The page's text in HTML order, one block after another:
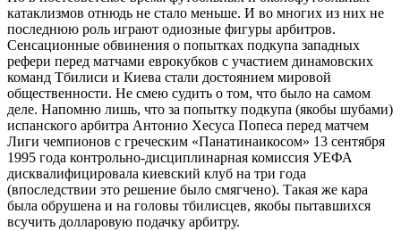
катаклизмов отнюдь не стало меньше. И во многих из них не
последнюю роль играют одиозные фигуры арбитров.
Сенсационные обвинения о попытках подкупа западных
рефери перед матчами еврокубков с участием динамовских
команд Тбилиси и Киева стали достоянием мировой
общественности. Не смею судить о том, что было на самом
деле. Напомню лишь, что за попытку подкупа (якобы шубами)
испанского арбитра Антонио Хесуса Попеса перед матчем
Лиги чемпионов с греческим «Панатинаикосом» 13 сентября
1995 года контрольно-дисциплинарная комиссия УЕФА
дисквалифицировала киевский клуб на три года
(впоследствии это решение было смягчено). Такая же кара
была обрушена и на головы тбилисцев, якобы пытавшихся
всучить долларовую подачку арбитру.